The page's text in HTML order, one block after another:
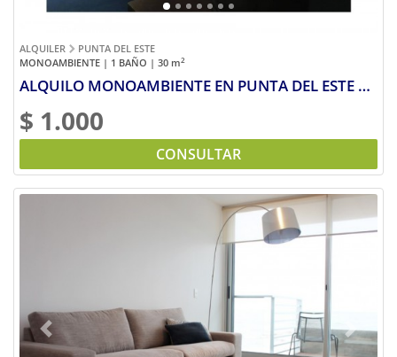
ALQUILER
PUNTA DEL ESTE
MONOAMBIENTE | 1 BAÑO | 30 m2
ALQUILO MONOAMBIENTE EN PUNTA DEL ESTE por día semana o mes
$ 1.000
CONSULTAR
Previous Next